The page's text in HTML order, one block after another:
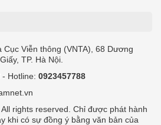
Viễn thông (VNTA), 68 Dương
TP. Hà Nội.
- Hotline: 0923457788
rights reserved. Chỉ được phát hành
khi có sự đồng ý bằng văn bản của